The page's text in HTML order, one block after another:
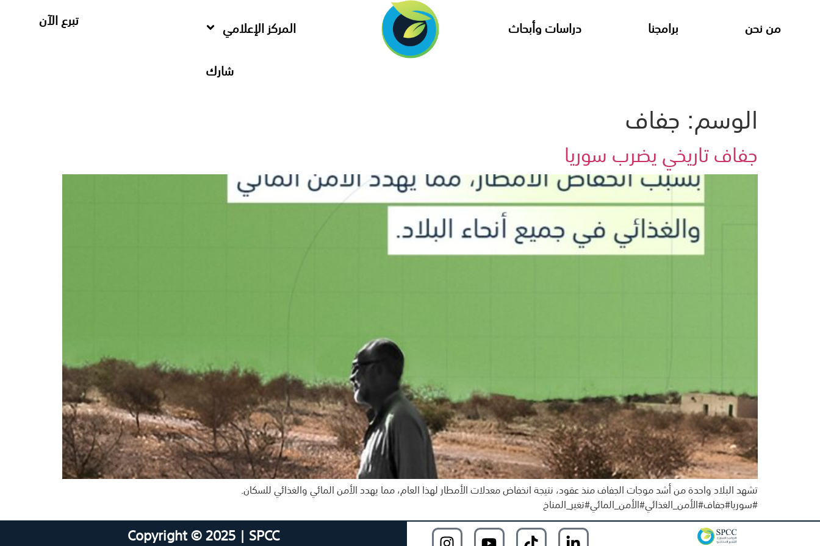
تبرع الآن
المركز الإعلامي
شارك
من نحن برامجنا دراسات وأبحاث
الوسم: جفاف
جفاف تاريخي يضرب سوريا
تشهد البلاد واحدة من أشد موجات الجفاف منذ عقود، نتيجة انخفاض معدلات الأمطار لهذا العام، مما يهدد الأمن المائي والغذائي للسكان.
#سوريا#جفاف#الأمن_الغذائي#الأمن_المائي#تغير_المناخ
Copyright © 2025 | SPCC